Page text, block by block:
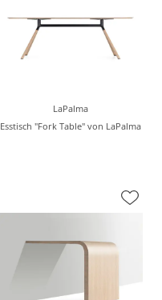
LaPalma
Esstisch "Fork Table" von LaPalma